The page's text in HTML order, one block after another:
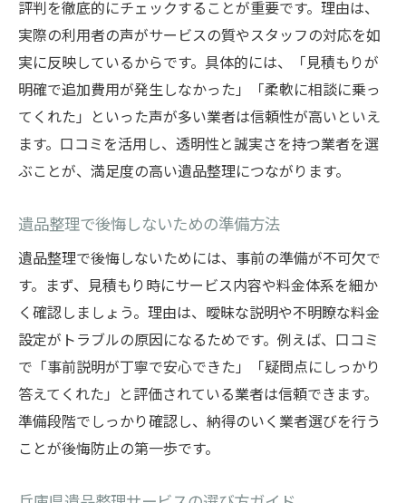
評判を徹底的にチェックすることが重要です。理由は、
実際の利用者の声がサービスの質やスタッフの対応を如
実に反映しているからです。具体的には、「見積もりが
明確で追加費用が発生しなかった」「柔軟に相談に乗っ
てくれた」といった声が多い業者は信頼性が高いといえ
ます。口コミを活用し、透明性と誠実さを持つ業者を選
ぶことが、満足度の高い遺品整理につながります。
遺品整理で後悔しないための準備方法
遺品整理で後悔しないためには、事前の準備が不可欠で
す。まず、見積もり時にサービス内容や料金体系を細か
く確認しましょう。理由は、曖昧な説明や不明瞭な料金
設定がトラブルの原因になるためです。例えば、口コミ
で「事前説明が丁寧で安心できた」「疑問点にしっかり
答えてくれた」と評価されている業者は信頼できます。
準備段階でしっかり確認し、納得のいく業者選びを行う
ことが後悔防止の第一歩です。